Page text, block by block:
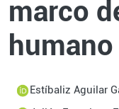
marco
humano
Estíbaliz Aguilar